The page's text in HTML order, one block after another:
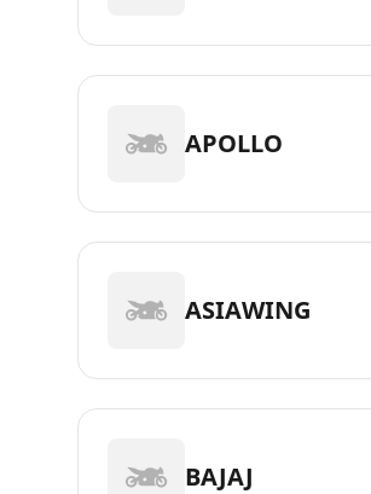
APOLLO
ASIAWING
BAJAJ